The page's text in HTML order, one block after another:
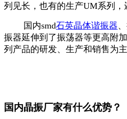
列见长，也有的生产UM系列，
国内smd石英晶体谐振器
振器延伸到了振荡器等更高附
列产品的研发、生产和销售为
国内晶振厂家有什么优势？